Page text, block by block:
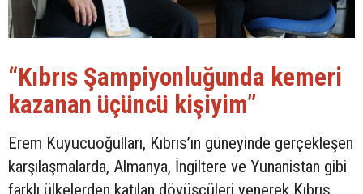
“Kıbrıs Şampiyonluğunda kemeri
kazanan üçüncü kişiyim”
Erem Kuyucuoğulları, Kıbrıs’ın güneyinde gerçekleşen
karşılaşmalarda, Almanya, İngiltere ve Yunanistan gibi
farklı ülkelerden katılan dövüşçüleri yenerek Kıbrıs